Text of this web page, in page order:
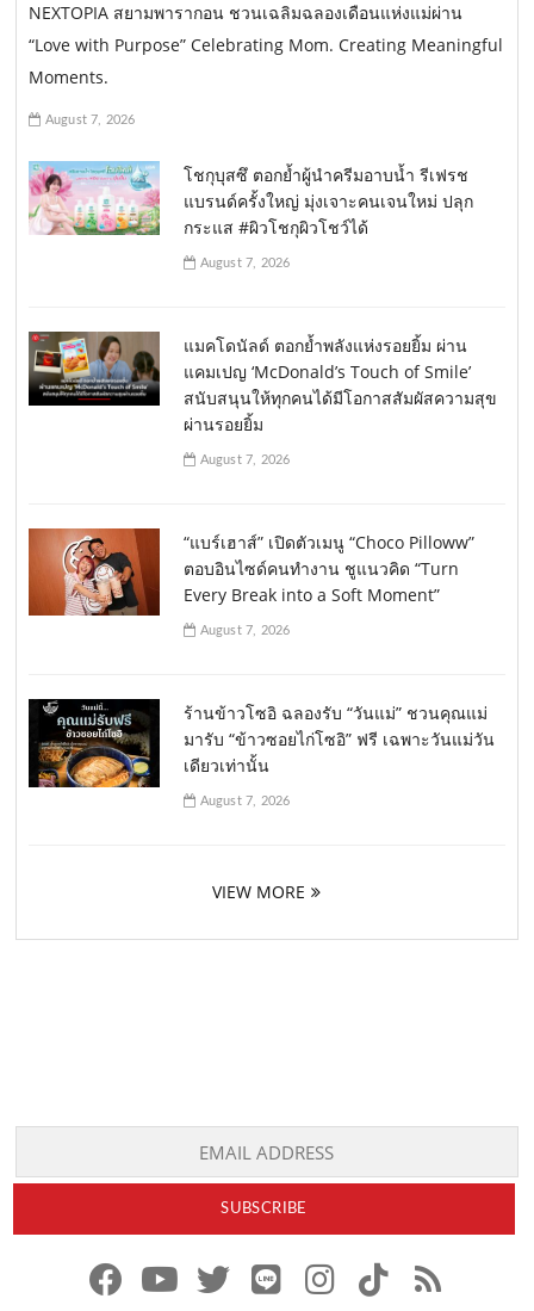
NEXTOPIA สยามพารากอน ชวนเฉลิมฉลองเดือนแห่งแม่ผ่าน
“Love with Purpose” Celebrating Mom. Creating Meaningful
Moments.
August 7, 2026
โชกุบุสซึ ตอกย้ำผู้นำครีมอาบน้ำ รีเฟรช
แบรนด์ครั้งใหญ่ มุ่งเจาะคนเจนใหม่ ปลุก
กระแส #ผิวโชกุผิวโชว์ได้
August 7, 2026
แมคโดนัลด์ ตอกย้ำพลังแห่งรอยยิ้ม ผ่าน
แคมเปญ ‘McDonald’s Touch of Smile’
สนับสนุนให้ทุกคนได้มีโอกาสสัมผัสความสุข
ผ่านรอยยิ้ม
August 7, 2026
“แบร์เฮาส์” เปิดตัวเมนู “Choco Pilloww”
ตอบอินไซด์คนทำงาน ชูแนวคิด “Turn
Every Break into a Soft Moment”
August 7, 2026
ร้านข้าวโซอิ ฉลองรับ “วันแม่” ชวนคุณแม่
มารับ “ข้าวซอยไก่โซอิ” ฟรี เฉพาะวันแม่วัน
เดียวเท่านั้น
August 7, 2026
VIEW MORE
x
r